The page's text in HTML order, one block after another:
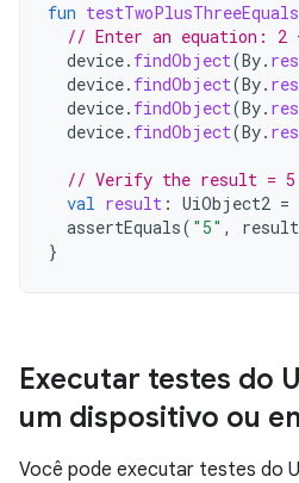
fun
// Enter an equation: 2
device. findObject(By. res
device. findObject(By. res
device. findObject(By. res
device. findObject(By. res
// Verify the result = 5
val result : UiObject2 =
assertEquals( "5" , result
}
Executar testes do
um dispositivo ou
Você pode executar testes do